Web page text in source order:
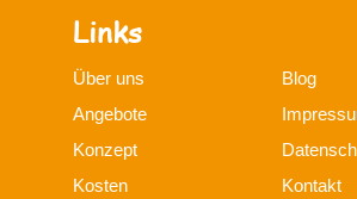
Links
Über uns
Blog
Angebote
Konzept
Kosten
Kontakt